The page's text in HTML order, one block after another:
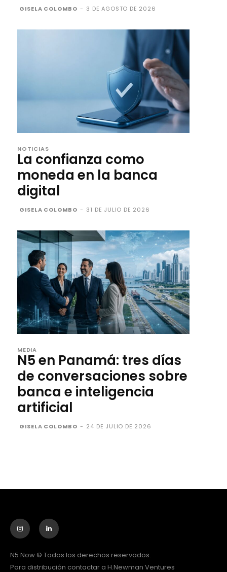
GISELA COLOMBO - 3 DE AGOSTO DE 2026
NOTICIAS
La confianza como
moneda en la banca
digital
GISELA COLOMBO - 31 DE JULIO DE 2026
MEDIA
N5 en Panamá: tres días
de conversaciones sobre
banca e inteligencia
artificial
GISELA COLOMBO - 24 DE JULIO DE 2026
N5 Now © Todos los derechos reservados.
Para distribución contactar a H.Newman Ventures